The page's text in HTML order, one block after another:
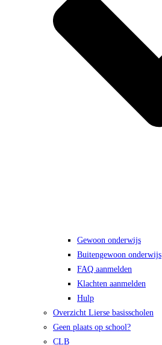
Gewoon onderwijs
Buitengewoon onderwijs
FAQ aanmelden
Klachten aanmelden
Hulp
Overzicht Lierse basisscholen
Geen plaats op school?
CLB